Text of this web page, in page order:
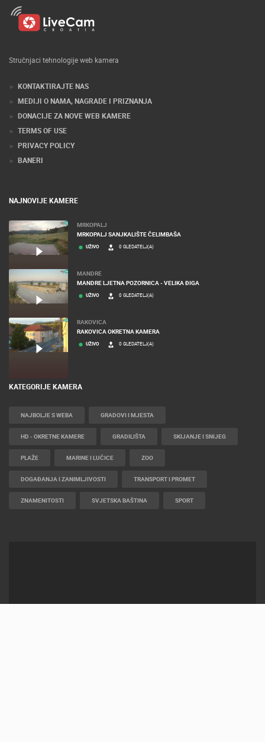
Stručnjaci tehnologije web kamera
KONTAKTIRAJTE NAS
MEDIJI O NAMA, NAGRADE I PRIZNANJA
DONACIJE ZA NOVE WEB KAMERE
TERMS OF USE
PRIVACY POLICY
BANERI
NAJNOVIJE KAMERE
MRKOPALJ
MRKOPALJ SANJKALIŠTE ČELIMBAŠA
UŽIVO 0 GLEDATELJ(A)
MANDRE
MANDRE LJETNA POZORNICA - VELIKA ĐIGA
UŽIVO 0 GLEDATELJ(A)
RAKOVICA
RAKOVICA OKRETNA KAMERA
UŽIVO 0 GLEDATELJ(A)
KATEGORIJE KAMERA
NAJBOLJE S WEBA GRADOVI I MJESTA
HD - OKRETNE KAMERE GRADILIŠTA SKIJANJE I SNIJEG
PLAŽE MARINE I LUČICE ZOO
DOGAĐANJA I ZANIMLJIVOSTI TRANSPORT I PROMET
ZNAMENITOSTI SVJETSKA BAŠTINA SPORT